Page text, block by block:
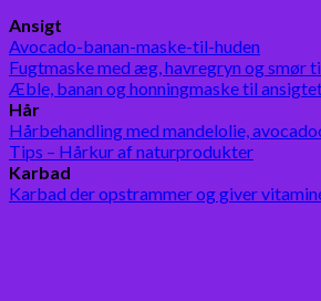
Ansigt
Avocado-banan-maske-til-huden
Fugtmaske med æg, havregryn og smør
Æble, banan og honningmaske til
Hår
Hårbehandling med mandelolie,
Tips – Hårkur af naturprodukter
Karbad
Karbad der opstrammer og giver